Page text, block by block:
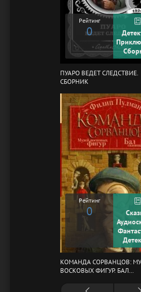
Рейтинг
0
ПУАРО ВЕДЕТ СЛЕДСТВИЕ.
СБОРНИК
Рейтинг
0
КОМАНДА СОРВАНЦОВ:
ВОСКОВЫХ ФИГУР. БАЛ